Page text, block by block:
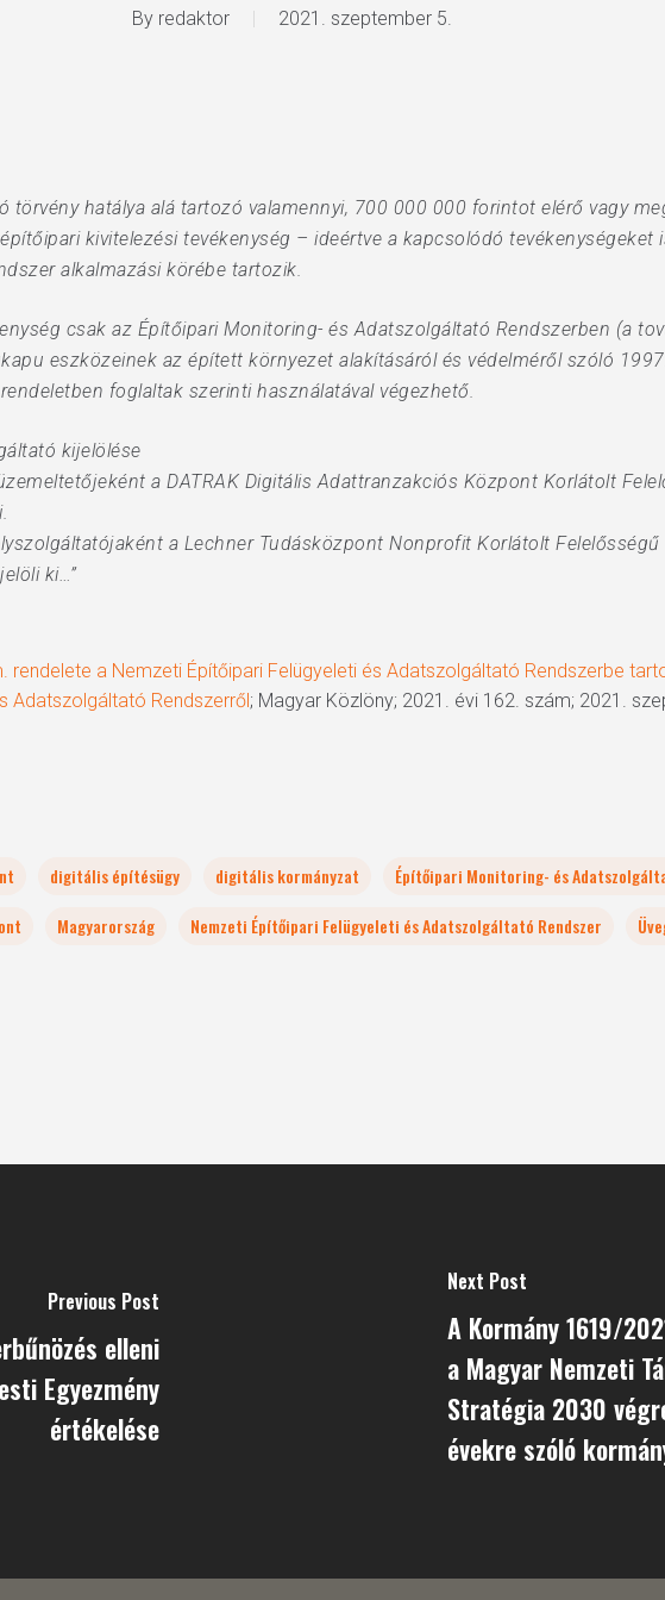
By redaktor 2021. szeptember 5.
törvény hatálya alá tartozó valamennyi, 700 000 000 forintot elérő vagy
kivitelezési tevékenység – ideértve a kapcsolódó tevékenységeket
alkalmazási körébe tartozik.
csak az Építőipari Monitoring- és Adatszolgáltató Rendszerben (a
eszközeinek az épített környezet alakításáról és védelméről szóló
foglaltak szerinti használatával végezhető.
kijelölése
a DATRAK Digitális Adattranzakciós Központ Korlátolt
a Lechner Tudásközpont Nonprofit Korlátolt Felelősségű
ki…”
rendelete a Nemzeti Építőipari Felügyeleti és Adatszolgáltató Rendszerbe
Adatszolgáltató Rendszerről; Magyar Közlöny; 2021. évi 162. szám; 2021.
digitális építésügy digitális kormányzat
Építőipari Monitoring- és
Magyarország Nemzeti Építőipari Felügyeleti és Adatszolgáltató Rendszer
Previous Post
elleni
Egyezmény
értékelése
Next Post
A Kormány 1619/
a Magyar Nemzeti
Stratégia 2030
évekre szóló